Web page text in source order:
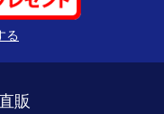
る
販